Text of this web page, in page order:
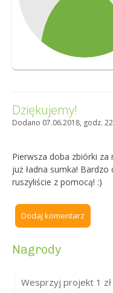
Dziękujemy!
Dodano 07.06.2018, godz.
Pierwsza doba zbiórki
już ładna sumka!
ruszyliście z pomocą! :)
Dodaj komentarz
Nagrody
Wesprzyj projekt 1